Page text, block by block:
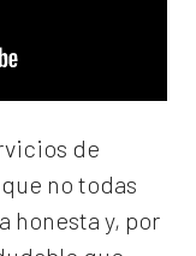
de
no todas
honesta y, por